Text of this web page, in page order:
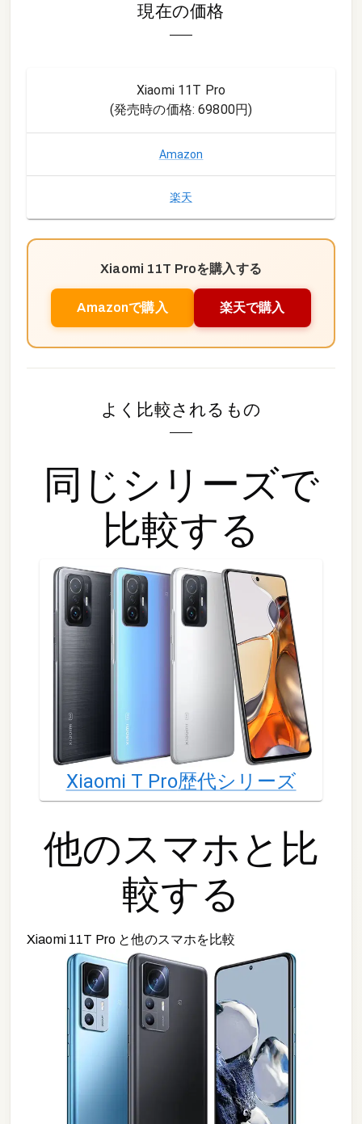
現在の価格
Xiaomi 11T Pro
(発売時の価格:69800円)
Amazon
楽天
Xiaomi 11T Proを購入する
Amazonで購入 楽天で購入
よく比較されるもの
同じシリーズで
比較する
Xiaomi T Pro歴代シリーズ
他のスマホと比
較する
Xiaomi 11T Pro と他のスマホを比較